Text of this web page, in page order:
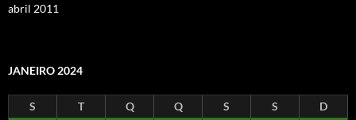
abril 2011
JANEIRO 2024
S T Q Q S S
D